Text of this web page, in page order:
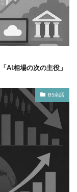
相場の次の主役」
BS余話